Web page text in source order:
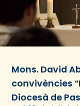
Mons. David
convivències
Diocesà de